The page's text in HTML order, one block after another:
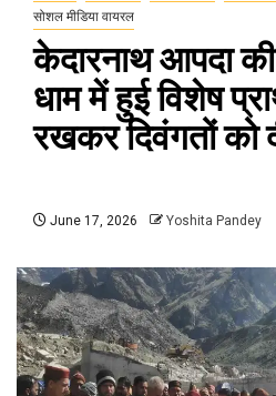
सोशल मीडिया वायरल
केदारनाथ आपदा
धाम में हुई विशेष
रखकर दिवंगतों को
June 17, 2026 Yoshita Pandey